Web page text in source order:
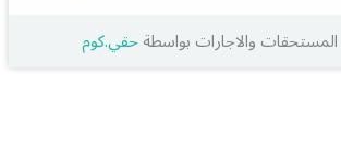
والاجارات بواسطةحقي.كوم